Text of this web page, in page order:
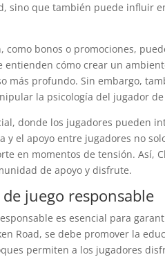
sino que también puede influir
como bonos o promociones,
entienden cómo crear un
más profundo. Sin embargo,
la psicología del jugador
donde los jugadores pueden
y el apoyo entre jugadores no
en momentos de tensión. Así,
de apoyo y disfrute.
juego responsable
es esencial para
Road, se debe promover la
permiten a los jugadores